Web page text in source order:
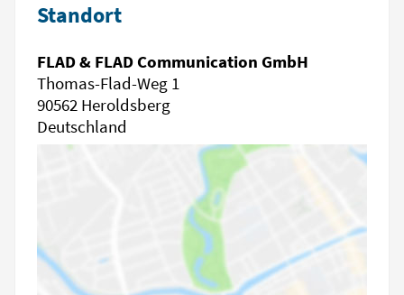
Standort
FLAD & FLAD Communication GmbH
Thomas-Flad-Weg 1
90562 Heroldsberg
Deutschland